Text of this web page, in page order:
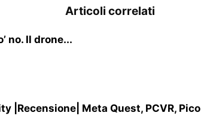
Articoli correlati
no. Il drone...
|Recensione| Meta Quest, PCVR, Pico